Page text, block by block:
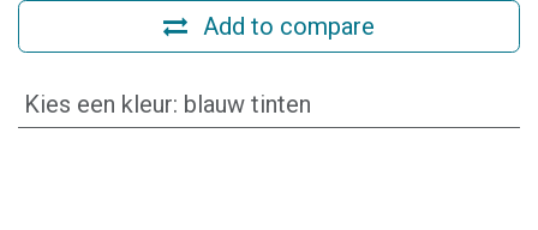
Add to compare
Kies een kleur: blauw tinten